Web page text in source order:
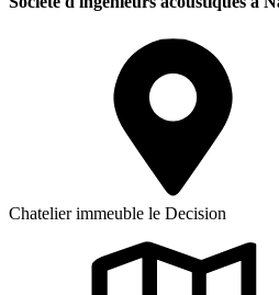
Chatelier immeuble le Decision